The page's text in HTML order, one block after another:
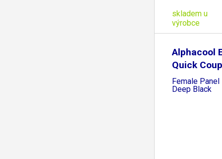
skladem u
výrobce
Alphacool
Quick
Female
Deep Black